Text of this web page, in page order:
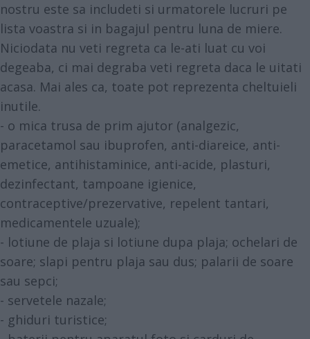
nostru este sa includeti si urmatorele lucruri pe
lista voastra si in bagajul pentru luna de miere.
Niciodata nu veti regreta ca le-ati luat cu voi
degeaba, ci mai degraba veti regreta daca le uitati
acasa. Mai ales ca, toate pot reprezenta cheltuieli
inutile.
- o mica trusa de prim ajutor (analgezic,
paracetamol sau ibuprofen, anti-diareice, anti-
emetice, antihistaminice, anti-acide, plasturi,
dezinfectant, tampoane igienice,
contraceptive/prezervative, repelent tantari,
medicamentele uzuale);
- lotiune de plaja si lotiune dupa plaja; ochelari de
soare; slapi pentru plaja sau dus; palarii de soare
sau sepci;
- servetele nazale;
- ghiduri turistice;